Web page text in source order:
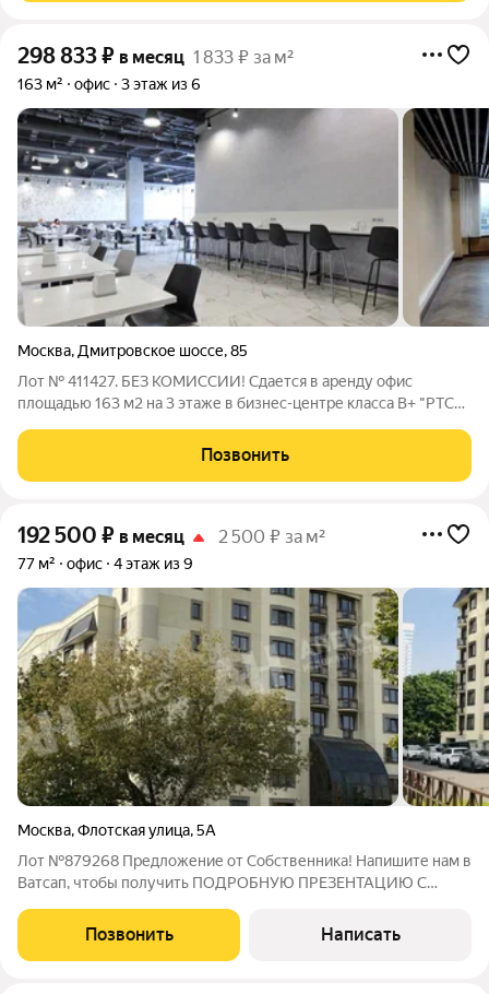
298 833₽ в месяц 1 833 ₽ за м²
163 м² офис 3 этаж из 6
Москва, Дмитровское шоссе,85
Лот № 411427. БЕЗ КОМИССИИ! Сдается в аренду офис
площадью 163 м2 на 3 этаже в бизнес-центре класса B+ "РТС
Селигерская. Планировка: открытая. Состояние помещения: с
ремонтом. Провайдеры:
Позвонить
192 500 ₽ в месяц 2 500 ₽ за м²
77 м² офис 4 этаж из 9
Москва,Флотская улица,5А
Лот №879268 Предложение от Собственника! Напишите нам в
Ватсап, чтобы получить ПОДРОБНУЮ ПРЕЗЕНТАЦИЮ С
площадью 77 кв.м. недалеко от м. Речной вокзал (12 мин
пешком через парк), САО. Доступен к заезду.
Позвонить Написать